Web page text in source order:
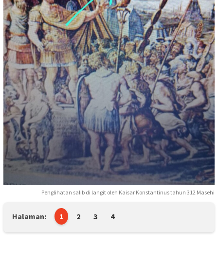
Penglihatan salib di langit oleh Kaisar Konstantinus tahun 312 Masehi
Halaman: 1 2 3 4